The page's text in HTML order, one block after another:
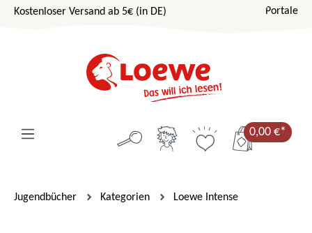
Zum Hauptinhalt springen
Kostenloser Versand ab 5€ (in DE) Portale
0,00 €*
Jugendbücher Kategorien Loewe Intense